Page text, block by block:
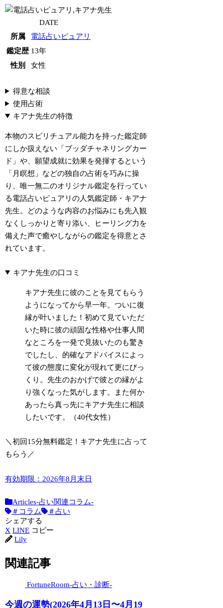
DATE
所属
電話占いピュアリ
鑑定歴 13年
性別
女性
得意な相談
使用占術
キアナ先生の特徴
本物のスピリチュアル能力を持った鑑定師
にしか扱えない「ブッダチャネリングカー
ド」や、願望成就に効果を発揮するという
「月瞑想」などの独自の占術を巧みに操
り、唯一無二のオリジナル鑑定を行ってい
る電話占いピュアリの人気鑑定師・キアナ
先生。どのような内容のお悩みにも先入観
なくしっかりと寄り添い、ヒーリング力を
備えた声で癒やしながらの鑑定を得意とさ
れています。
キアナ先生の口コミ
キアナ先生に彼のことを見てもらう
ようになってから早一年。ついに復
縁が叶いました！初めて見ていただ
いた時に彼の頑固な性格や仕事人間
なところを一発で見抜いたのも驚き
でしたし、的確なアドバイスによっ
て彼の態度に変化が現れて更にびっ
くり。先生のおかげで彼との縁がよ
り強くなった気がします。また何か
あったら真っ先にキアナ先生に相談
したいです。（40代女性）
＼初回15分無料鑑定！キアナ先生に占って
もらう／
有効期限：2026年8月末日
Articles-占い関連コラム-
＃コラム
＃占い
シェアする
X LINE コピー
Lily
関連記事
FortuneRoom-占い・診断-
今週の運勢(2026年4月13日〜4月19